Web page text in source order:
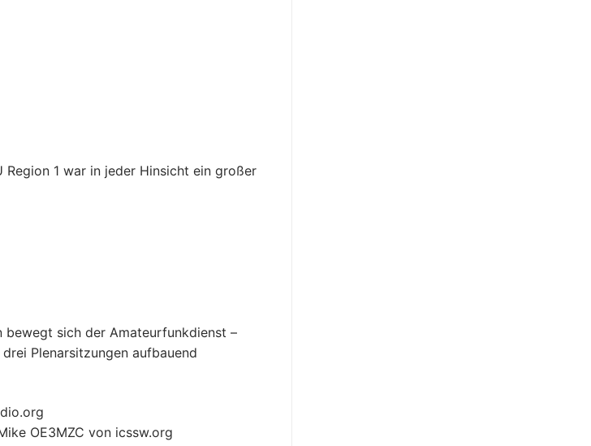
1 war in jeder Hinsicht ein großer
bewegt sich der Amateurfunkdienst –
Plenarsitzungen aufbauend
OE3MZC von icssw.org